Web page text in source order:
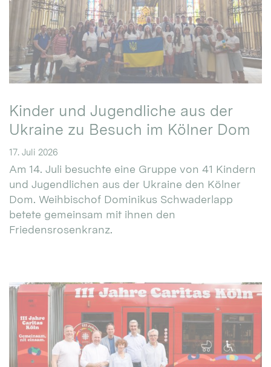
Kinder und Jugendliche aus der
Ukraine zu Besuch im Kölner Dom
17. Juli 2026
Am 14. Juli besuchte eine Gruppe von 41 Kindern
und Jugendlichen aus der Ukraine den Kölner
Dom. Weihbischof Dominikus Schwaderlapp
betete gemeinsam mit ihnen den
Friedensrosenkranz.